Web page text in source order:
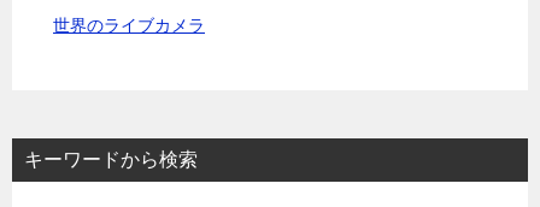
世界のライブカメラ
キーワードから検索